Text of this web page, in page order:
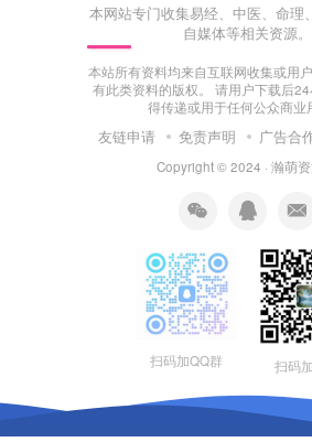
本网站专门收集易经、中医、命理
自媒体等相关资源。
本站所有资料均来自互联网收集或用
有此类资料的版权。 请用户下载后
得传递或用于任何公众商业
友链申请 免责声明 广告合
Copyright © 2024 · 瀚萌
扫码加QQ群 扫码